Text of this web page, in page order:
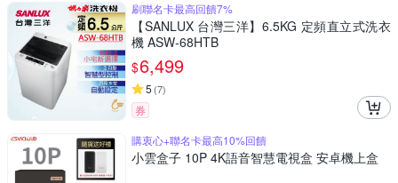
刷聯名卡最高回饋7%
【SANLUX 台灣三洋】6.5KG 定頻直立式洗衣
機 ASW-68HTB
$6,499
5 (7)
券
購衷心+聯名卡最高10%回饋
小雲盒子 10P 4K語音智慧電視盒 安卓機上盒